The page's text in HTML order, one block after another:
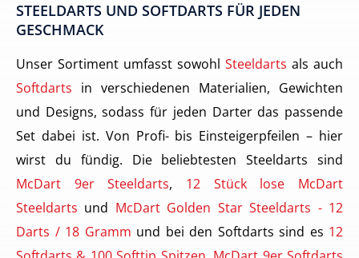
STEELDARTS UND SOFTDARTS FÜR JEDEN
GESCHMACK
Unser Sortiment umfasst sowohl Steeldarts als auch
Softdarts in verschiedenen Materialien, Gewichten
und Designs, sodass für jeden Darter das passende
Set dabei ist. Von Profi- bis Einsteigerpfeilen – hier
wirst du fündig. Die beliebtesten Steeldarts sind
McDart 9er Steeldarts, 12 Stück lose McDart
Steeldarts und McDart Golden Star Steeldarts - 12
Darts / 18 Gramm und bei den Softdarts sind es 12